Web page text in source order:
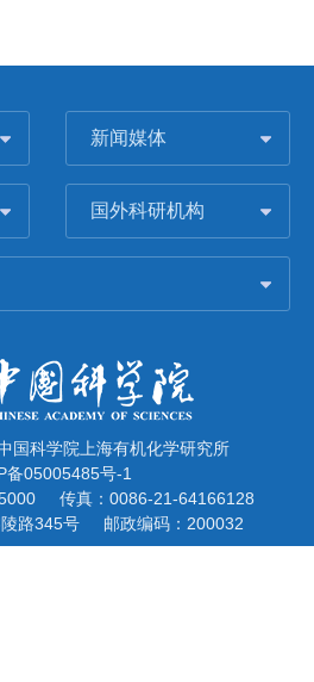
新闻媒体
国外科研机构
国科学院上海有机化学研究所
备05005485号-1
传真：0086-21-64166128
路345号
邮政编码：200032